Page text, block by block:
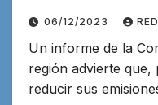
06/12/2023
Un informe de la
región advierte que,
reducir sus